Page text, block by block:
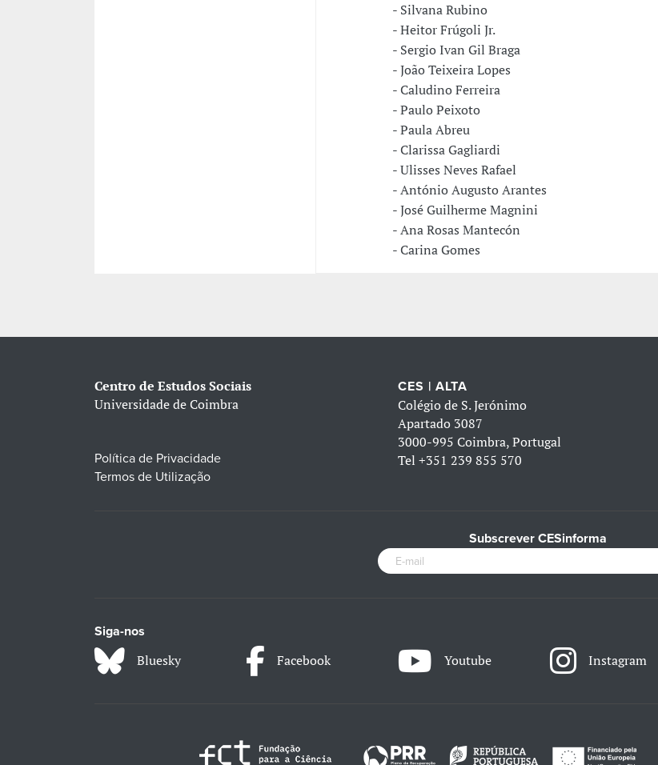
- Silvana Rubino
- Heitor Frúgoli Jr.
- Sergio Ivan Gil Braga
- João Teixeira Lopes
- Caludino Ferreira
- Paulo Peixoto
- Paula Abreu
- Clarissa Gagliardi
- Ulisses Neves Rafael
- António Augusto Arantes
- José Guilherme Magnini
- Ana Rosas Mantecón
- Carina Gomes
Centro de Estudos Sociais
Universidade de Coimbra
Política de Privacidade
Termos de Utilização
CES | ALTA
Colégio de S. Jerónimo
Apartado 3087
3000-995 Coimbra, Portugal
Tel+351 239 855 570
Subscrever CESinforma
Siga-nos
Bluesky Facebook Youtube Instagram